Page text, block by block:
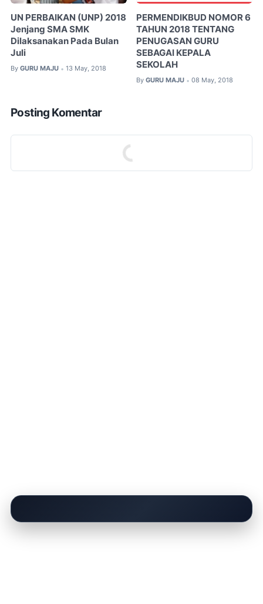
UN PERBAIKAN (UNP) 2018
Jenjang SMA SMK
Dilaksanakan Pada Bulan
Juli
By GURU MAJU • 13 May, 2018
PERMENDIKBUD NOMOR 6
TAHUN 2018 TENTANG
PENUGASAN GURU
SEBAGAI KEPALA
SEKOLAH
By GURU MAJU • 08 May, 2018
Posting Komentar